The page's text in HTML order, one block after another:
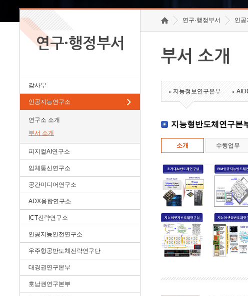
연구·행정부서
감사부
인공지능연구소
연구소 소개
부서 소개
피지컬AI연구소
입체통신연구소
공간미디어연구소
ADX융합연구소
ICT전략연구소
인공지능안전연구소
우주항공반도체전략연구단
대경권연구본부
호남권연구본부
연구·행정부서 인공
부서 소개
지능정보연구본부
지능형반도체연구본
소개 수행업무